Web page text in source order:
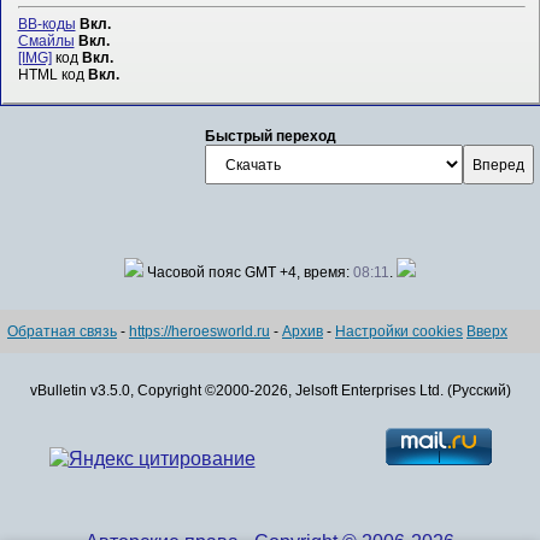
BB-коды Вкл.
Смайлы Вкл.
[IMG]код Вкл.
HTML код Вкл.
Быстрый переход
Часовой пояс GMT +4, время: 08:11.
Обратная связь - https://heroesworld.ru - Архив - Настройки cookies Вверх
vBulletin v3.5.0, Copyright ©2000-2026, Jelsoft Enterprises Ltd. (Русский)